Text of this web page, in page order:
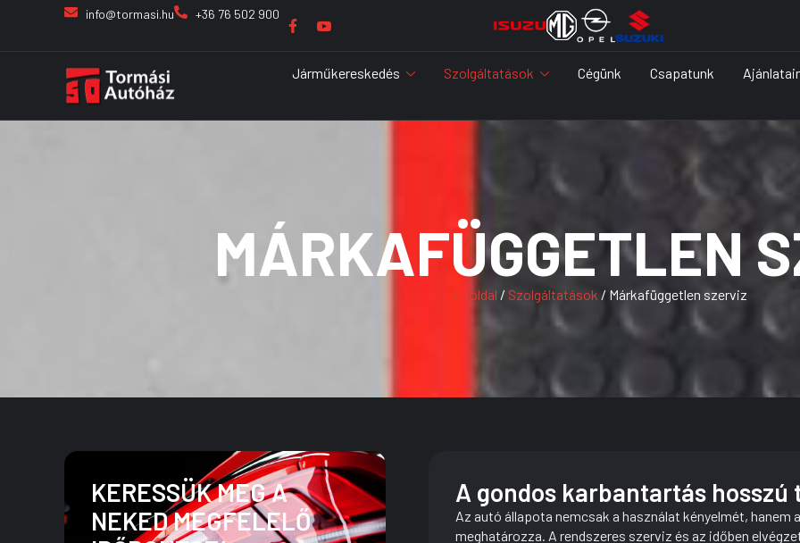
info@tormasi.hu +36 76 502 900
Járműkereskedés Szolgáltatások Cégünk Csapatunk
MÁRKAFÜGGETLEN
Főoldal / Szolgáltatások / Márkafüggetlen szerviz
KERESSÜK MEG A
NEKED MEGFELELŐ
A gondos karbantartás hosszú
Az autó állapota nemcsak a használat kényelmét,
meghatározza. A rendszeres szerviz és az időben